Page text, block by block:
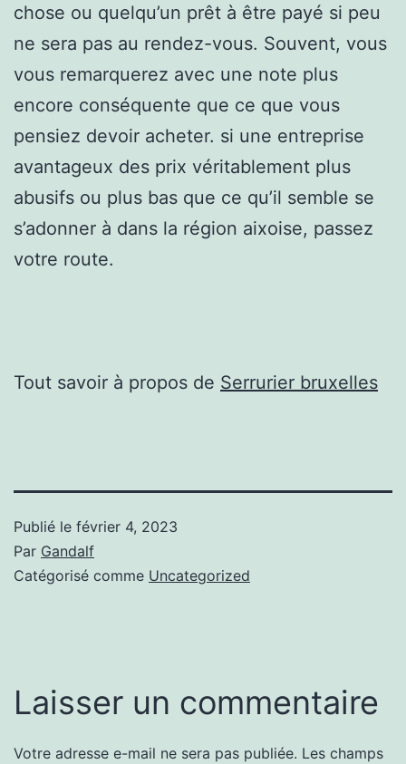
chose ou quelqu’un prêt à être payé si peu
ne sera pas au rendez-vous. Souvent, vous
vous remarquerez avec une note plus
encore conséquente que ce que vous
pensiez devoir acheter. si une entreprise
avantageux des prix véritablement plus
abusifs ou plus bas que ce qu’il semble se
s’adonner à dans la région aixoise, passez
votre route.
Tout savoir à propos de Serrurier bruxelles
Publié le février 4, 2023
Par Gandalf
Catégorisé comme Uncategorized
Laisser un commentaire
Votre adresse e-mail ne sera pas publiée. Les champs